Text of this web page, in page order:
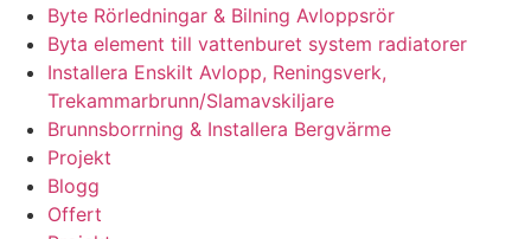
Byte Rörledningar & Bilning Avloppsrör
Byta element till vattenburet system radiatorer
Installera Enskilt Avlopp, Reningsverk,
Trekammarbrunn/Slamavskiljare
Brunnsborrning & Installera Bergvärme
Projekt
Blogg
Offert